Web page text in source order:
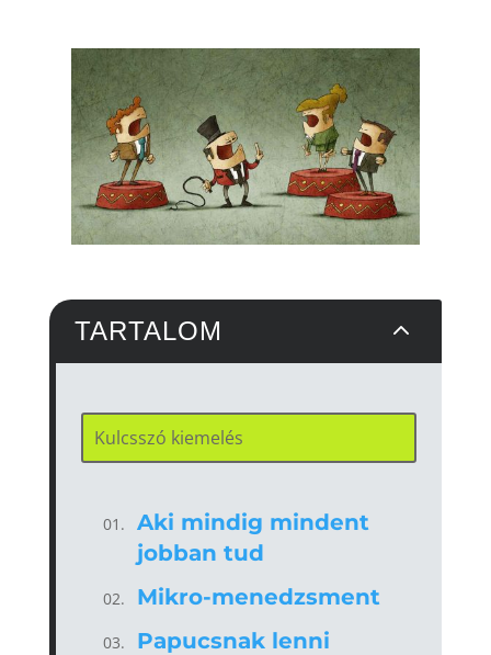
TARTALOM 2
Aki mindig mindent
jobban tud
Mikro-menedzsment
Papucsnak lenni